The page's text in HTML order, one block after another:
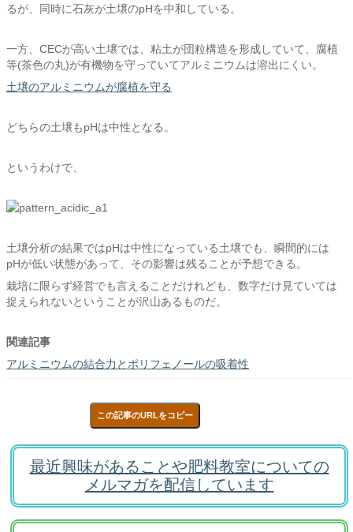
るが、同時に石灰が土壌のpHを中和している。
一方、CECが高い土壌では、粘土が団粒構造を形成していて、腐植
等(茶色の丸)が有機物を守っていてアルミニウムは溶出にくい。
土壌のアルミニウムが腐植を守る
どちらの土壌もpHは中性となる。
というわけで、
土壌分析の結果ではpHは中性になっている土壌でも、瞬間的には
pHが低い状態があって、その影響は残ることが予想できる。
栽培に限らず経営でも言えることだけれども、数字だけ見ていては
捉えられないということが沢山あるものだ。
関連記事
アルミニウムの結合力とポリフェノールの吸着性
この記事のURLをコピー
最近興味があることや肥料教室についての
メルマガを配信しています